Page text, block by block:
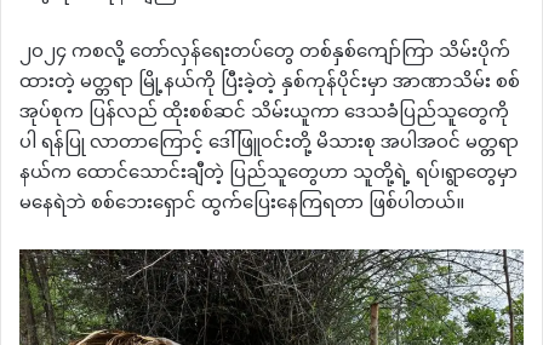
၂၀၂၄ ကစလို့ တော်လှန်ရေးတပ်တွေ တစ်နှစ်ကျော်ကြာ သိမ်းပိုက်
ထားတဲ့ မတ္တရာ မြို့နယ်ကို ပြီးခဲ့တဲ့ နှစ်ကုန်ပိုင်းမှာ အာဏာသိမ်း စစ်
အုပ်စုက ပြန်လည် ထိုးစစ်ဆင် သိမ်းယူကာ ဒေသခံပြည်သူတွေကို
ပါ ရန်ပြု လာတာကြောင့် ဒေါ်ဖြူဝင်းတို့ မိသားစု အပါအဝင် မတ္တရာ
နယ်က ထောင်သောင်းချီတဲ့ ပြည်သူတွေဟာ သူတို့ရဲ့ ရပ်၊ရွာတွေမှာ
မနေရဲဘဲ စစ်ဘေးရှောင် ထွက်ပြေးနေကြရတာ ဖြစ်ပါတယ်။